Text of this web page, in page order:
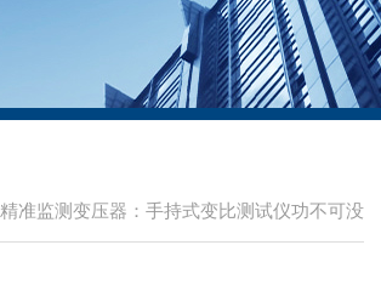
精准监测变压器：手持式变比测试仪功不可没